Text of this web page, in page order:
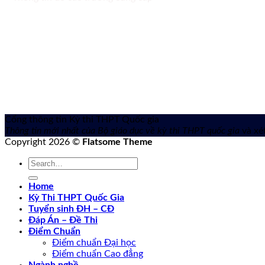
Cổng thông tin Kỳ thi THPT Quốc gia
Thông tin mới nhất của Bộ giáo dục về kỳ thi THPT quốc gia và
Copyright 2026 © Flatsome Theme
Home
Kỳ Thi THPT Quốc Gia
Tuyển sinh ĐH – CĐ
Đáp Án – Đề Thi
Điểm Chuẩn
Điểm chuẩn Đại học
Điểm chuẩn Cao đẳng